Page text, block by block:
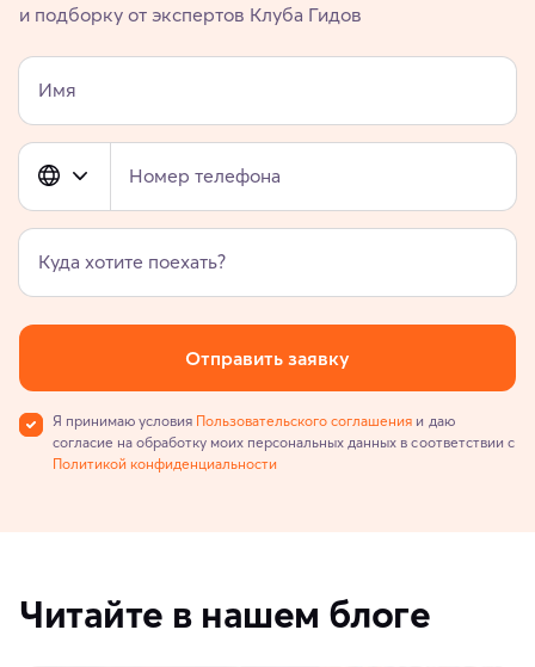
и подборку от экспертов Клуба Гидов
Имя
Номер телефона
Куда хотите поехать?
Отправить заявку
Я принимаю условия Пользовательского соглашения и даю
согласие на обработку моих персональных данных в соответствии с
Политикой конфиденциальности
Читайте в нашем блоге